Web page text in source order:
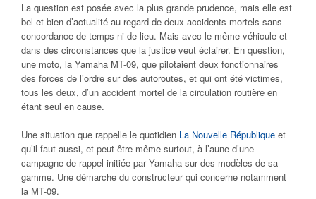
La question est posée avec la plus grande prudence, mais elle est
bel et bien d’actualité au regard de deux accidents mortels sans
concordance de temps ni de lieu. Mais avec le même véhicule et
dans des circonstances que la justice veut éclairer. En question,
une moto, la Yamaha MT-09, que pilotaient deux fonctionnaires
des forces de l’ordre sur des autoroutes, et qui ont été victimes,
tous les deux, d’un accident mortel de la circulation routière en
étant seul en cause.
Une situation que rappelle le quotidien La Nouvelle République et
qu’il faut aussi, et peut-être même surtout, à l’aune d’une
campagne de rappel initiée par Yamaha sur des modèles de sa
gamme. Une démarche du constructeur qui concerne notamment
la MT-09.